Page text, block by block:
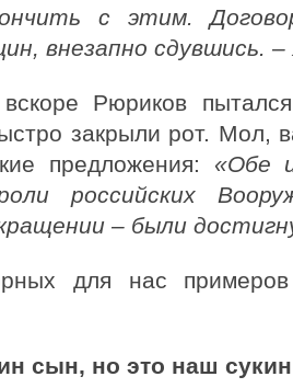
с этим.
внезапно сдувшись.
Рюриков
закрыли рот. Мол,
предложения: «Обе
российских
– были
для нас
сын, но это наш